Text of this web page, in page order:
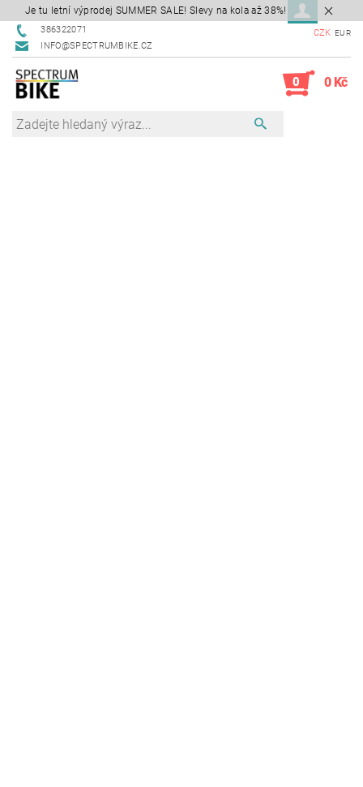
Je tu letní výprodej SUMMER SALE! Slevy na kola až 38%!
386322071
INFO@SPECTRUMBIKE.CZ
CZK EUR
0 0 Kč